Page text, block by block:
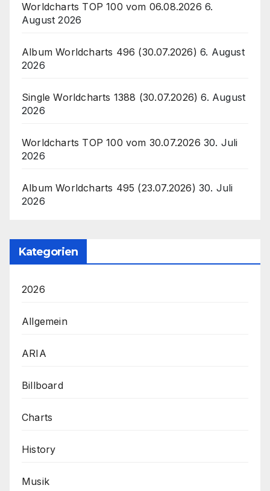
Worldcharts TOP 100 vom 06.08.2026 6.
August 2026
Album Worldcharts 496 (30.07.2026) 6. August
2026
Single Worldcharts 1388 (30.07.2026) 6. August
2026
Worldcharts TOP 100 vom 30.07.2026 30. Juli
2026
Album Worldcharts 495 (23.07.2026) 30. Juli
2026
Kategorien
2026
Allgemein
ARIA
Billboard
Charts
History
Musik